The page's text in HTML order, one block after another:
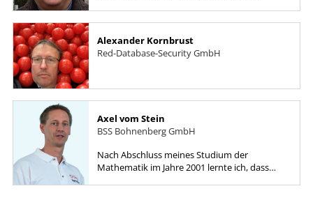
Alexander Kornbrust
Red-Database-Security GmbH
Axel vom Stein
BSS Bohnenberg GmbH
Nach Abschluss meines Studium der
Mathematik im Jahre 2001 lernte ich, dass